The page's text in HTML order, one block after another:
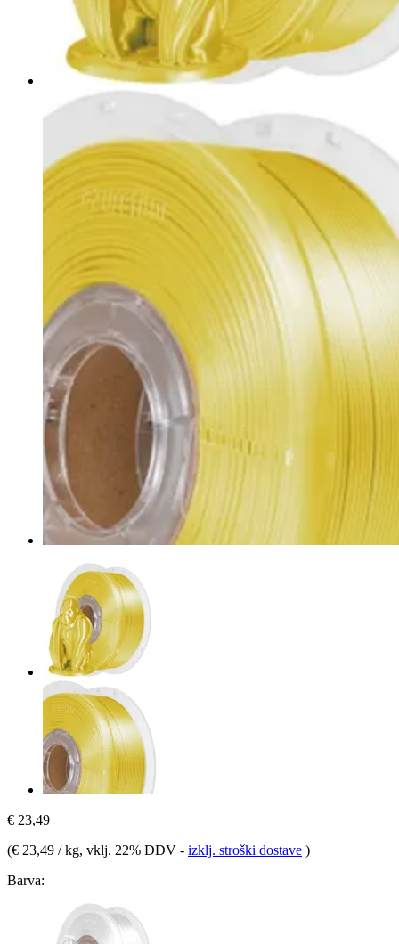
€ 23,49
(€ 23,49 / kg, vklj. 22% DDV - izklj. stroški dostave )
Barva: